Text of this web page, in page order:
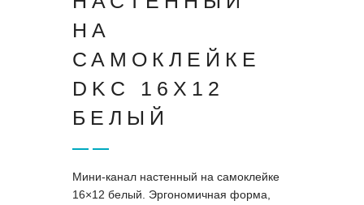
НА
САМОКЛЕЙКЕ
DKC 16X12
БЕЛЫЙ
Мини-канал настенный на самоклейке
16×12 белый. Эргономичная форма,